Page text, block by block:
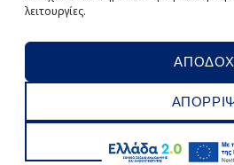
λειτουργίες.
WHISTLEBLOWING
ΑΡΙΘΜΟΣ Γ.Ε.ΜΗ.: 121838701000